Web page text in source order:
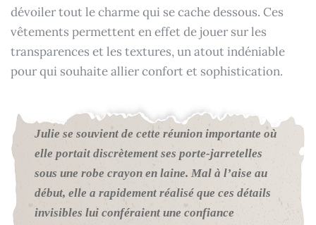
dévoiler tout le charme qui se cache dessous. Ces
vêtements permettent en effet de jouer sur les
transparences et les textures, un atout indéniable
pour qui souhaite allier confort et sophistication.
Julie se souvient de cette réunion importante où
elle portait discrètement ses porte-jarretelles
sous une robe crayon en laine. Mal à l’aise au
début, elle a rapidement réalisé que ces détails
invisibles lui conféraient une confiance